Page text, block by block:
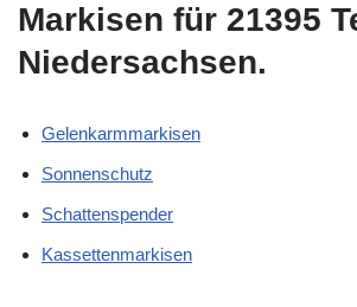
Markisen für 21395
Niedersachsen.
Gelenkarmmarkisen
Sonnenschutz
Schattenspender
Kassettenmarkisen